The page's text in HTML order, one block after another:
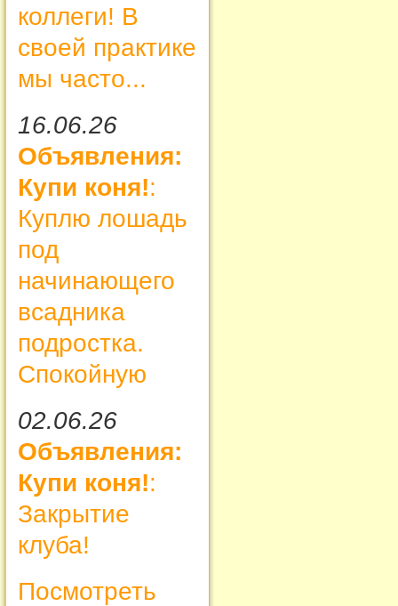
коллеги! В
своей практике
мы часто...
16.06.26
Объявления:
Купи коня!:
Куплю лошадь
под
начинающего
всадника
подростка.
Спокойную
02.06.26
Объявления:
Купи коня!:
Закрытие
клуба!
Посмотреть